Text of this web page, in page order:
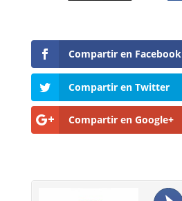
Compartir en Facebook
Compartir en Twitter
Compartir en Google+